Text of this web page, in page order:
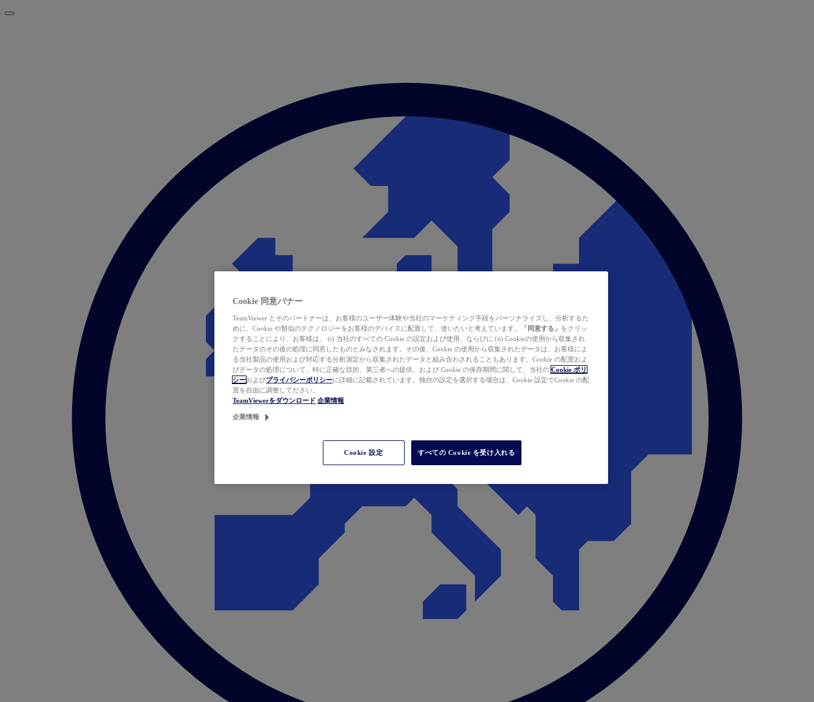
Cookie 同意バナー
TeamViewer とそのパートナーは、お客様のユーザー体験や当社のマーケティング手段をパーソナライズし、分析するた
めに、Cookie や類似のテクノロジーをお客様のデバイスに配置して、使いたいと考えています。
「同意する」 をクリッ
クすることにより、お客様は、 (i) 当社のすべての Cookie の設定および使用、ならびに (ii) Cookieの使用から収集され
たデータのその後の処理に同意したものとみなされます。その後、Cookie の使用から収集されたデータは、お客様によ
る当社製品の使用および対応する分析測定から収集されたデータと組み合わされることもあります。Cookie の配置およ
びデータの処理について、特に正確な目的、第三者への提供、および Cookie の保存期間に関して、当社の Cookie ポリ
シーおよびプライバシーポリシーに詳細に記載されています。独自の設定を選択する場合は、Cookie 設定でCookie の配
置を自由に調整してださい。
TeamViewerをダウンロード 企業情報
企業情報
Cookie 設定 すべての Cookie を受け入れる